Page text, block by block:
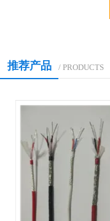
线、控制电缆、计算机电缆
芯铝绞线、阻燃电缆、防火
推荐产品 / PRODUCTS